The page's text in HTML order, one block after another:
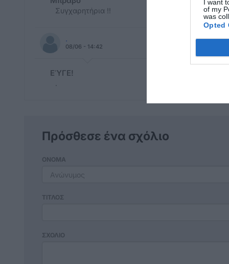
I want
of my
was
Opted
Συγχαρητήρια !!
.
08/06 - 14:42
ΕΎΓΕ!
Πρόσθεσε ένα σχόλιο
ΟΝΟΜΑ
ΤΙΤΛΟΣ
ΣΧΟΛΙΟ